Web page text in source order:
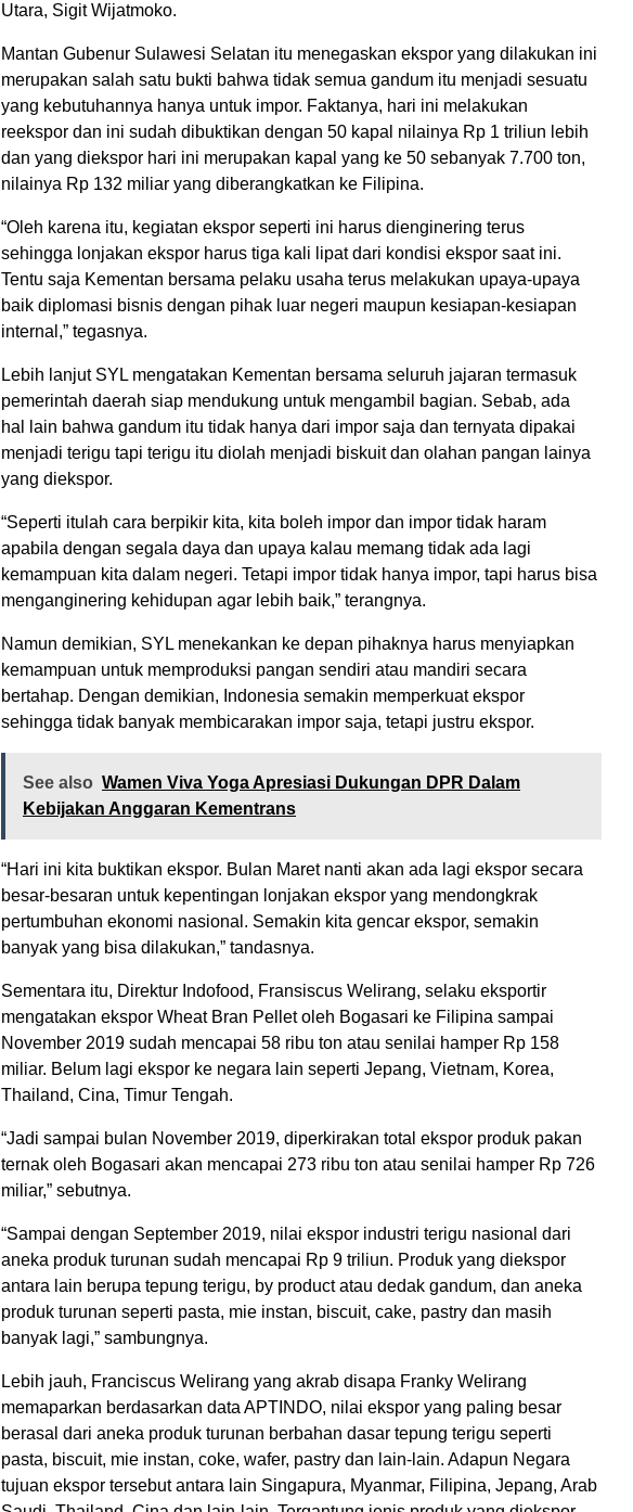
Utara, Sigit Wijatmoko.
Mantan Gubenur Sulawesi Selatan itu menegaskan ekspor yang dilakukan ini
merupakan salah satu bukti bahwa tidak semua gandum itu menjadi sesuatu
yang kebutuhannya hanya untuk impor. Faktanya, hari ini melakukan
reekspor dan ini sudah dibuktikan dengan 50 kapal nilainya Rp 1 triliun lebih
dan yang diekspor hari ini merupakan kapal yang ke 50 sebanyak 7.700 ton,
nilainya Rp 132 miliar yang diberangkatkan ke Filipina.
“Oleh karena itu, kegiatan ekspor seperti ini harus dienginering terus
sehingga lonjakan ekspor harus tiga kali lipat dari kondisi ekspor saat ini.
Tentu saja Kementan bersama pelaku usaha terus melakukan upaya-upaya
baik diplomasi bisnis dengan pihak luar negeri maupun kesiapan-kesiapan
internal,” tegasnya.
Lebih lanjut SYL mengatakan Kementan bersama seluruh jajaran termasuk
pemerintah daerah siap mendukung untuk mengambil bagian. Sebab, ada
hal lain bahwa gandum itu tidak hanya dari impor saja dan ternyata dipakai
menjadi terigu tapi terigu itu diolah menjadi biskuit dan olahan pangan lainya
yang diekspor.
“Seperti itulah cara berpikir kita, kita boleh impor dan impor tidak haram
apabila dengan segala daya dan upaya kalau memang tidak ada lagi
kemampuan kita dalam negeri. Tetapi impor tidak hanya impor, tapi harus bisa
menganginering kehidupan agar lebih baik,” terangnya.
Namun demikian, SYL menekankan ke depan pihaknya harus menyiapkan
kemampuan untuk memproduksi pangan sendiri atau mandiri secara
bertahap. Dengan demikian, Indonesia semakin memperkuat ekspor
sehingga tidak banyak membicarakan impor saja, tetapi justru ekspor.
See also Wamen Viva Yoga Apresiasi Dukungan DPR Dalam
Kebijakan Anggaran Kementrans
“Hari ini kita buktikan ekspor. Bulan Maret nanti akan ada lagi ekspor secara
besar-besaran untuk kepentingan lonjakan ekspor yang mendongkrak
pertumbuhan ekonomi nasional. Semakin kita gencar ekspor, semakin
banyak yang bisa dilakukan,” tandasnya.
Sementara itu, Direktur Indofood, Fransiscus Welirang, selaku eksportir
mengatakan ekspor Wheat Bran Pellet oleh Bogasari ke Filipina sampai
November 2019 sudah mencapai 58 ribu ton atau senilai hamper Rp 158
miliar. Belum lagi ekspor ke negara lain seperti Jepang, Vietnam, Korea,
Thailand, Cina, Timur Tengah.
“Jadi sampai bulan November 2019, diperkirakan total ekspor produk pakan
ternak oleh Bogasari akan mencapai 273 ribu ton atau senilai hamper Rp 726
miliar,” sebutnya.
“Sampai dengan September 2019, nilai ekspor industri terigu nasional dari
aneka produk turunan sudah mencapai Rp 9 triliun. Produk yang diekspor
antara lain berupa tepung terigu, by product atau dedak gandum, dan aneka
produk turunan seperti pasta, mie instan, biscuit, cake, pastry dan masih
banyak lagi,” sambungnya.
Lebih jauh, Franciscus Welirang yang akrab disapa Franky Welirang
memaparkan berdasarkan data APTINDO, nilai ekspor yang paling besar
berasal dari aneka produk turunan berbahan dasar tepung terigu seperti
pasta, biscuit, mie instan, coke, wafer, pastry dan lain-lain. Adapun Negara
tujuan ekspor tersebut antara lain Singapura, Myanmar, Filipina, Jepang, Arab